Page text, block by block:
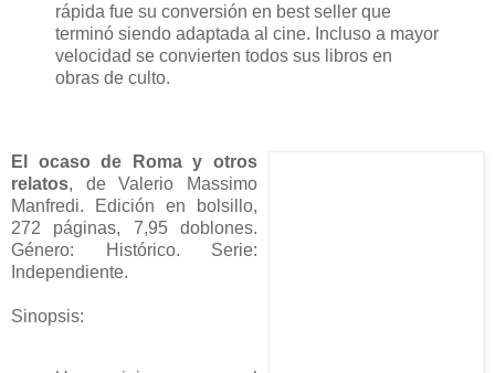
rápida fue su conversión en best seller que
terminó siendo adaptada al cine. Incluso a mayor
velocidad se convierten todos sus libros en
obras de culto.
El ocaso de Roma y otros
relatos, de Valerio Massimo
Manfredi. Edición en bolsillo,
272 páginas, 7,95 doblones.
Género: Histórico. Serie:
Independiente.
Sinopsis: